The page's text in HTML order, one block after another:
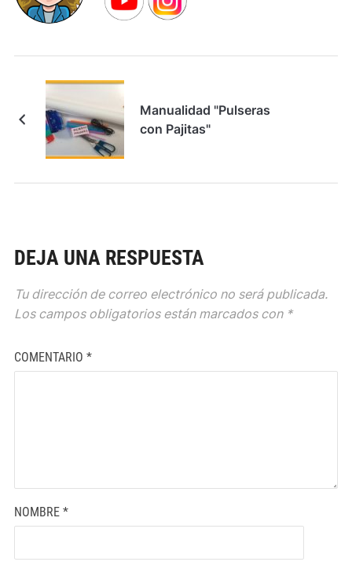
Manualidad "Pulseras
con Pajitas"
DEJA UNA RESPUESTA
Tu dirección de correo electrónico no será publicada.
Los campos obligatorios están marcados con *
COMENTARIO *
NOMBRE *